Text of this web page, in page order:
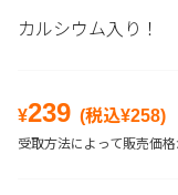
カルシウム入り！
¥239 (税込¥258)
受取方法によって販売価